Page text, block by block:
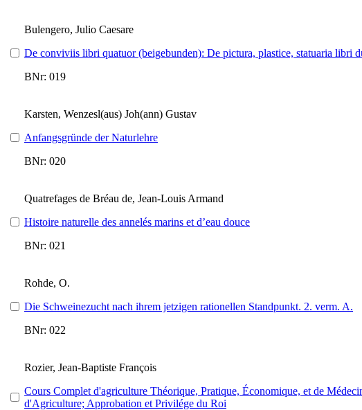
Bulengero, Julio Caesare
De conviviis libri quatuor (beigebunden): De pictura, plastice, statuaria libri
BNr: 019
Karsten, Wenzesl(aus) Joh(ann) Gustav
Anfangsgründe der Naturlehre
BNr: 020
Quatrefages de Bréau de, Jean-Louis Armand
Histoire naturelle des annelés marins et d’eau douce
BNr: 021
Rohde, O.
Die Schweinezucht nach ihrem jetzigen rationellen Standpunkt. 2. verm. A.
BNr: 022
Rozier, Jean-Baptiste François
Cours Complet d'agriculture Théorique, Pratique, Économique, et de
d'Agriculture; Approbation et Privilége du Roi